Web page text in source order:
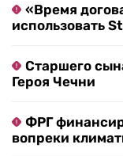
«Время
использовать
Старшего
Героя Чечни
ФРГ
вопреки